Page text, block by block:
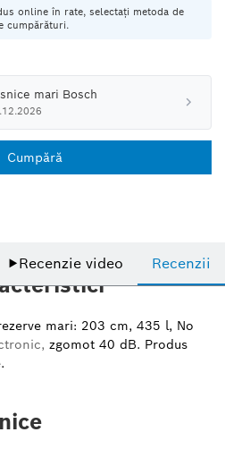
online în rate, selectați metoda de
cumpărături.
mari Bosch
Cumpără
▶Recenzie video Recenzii
mari: 203 cm, 435 l, No
zgomot 40 dB. Produs